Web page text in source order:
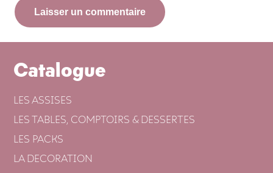
Laisser un commentaire
Catalogue
LES ASSISES
LES TABLES, COMPTOIRS & DESSERTES
LES PACKS
LA DECORATION